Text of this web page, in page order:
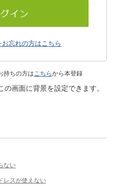
忘れの方はこちら
持ちの方はこちらから本登録
画面に背景を設定できます。
ない
レスが使えない